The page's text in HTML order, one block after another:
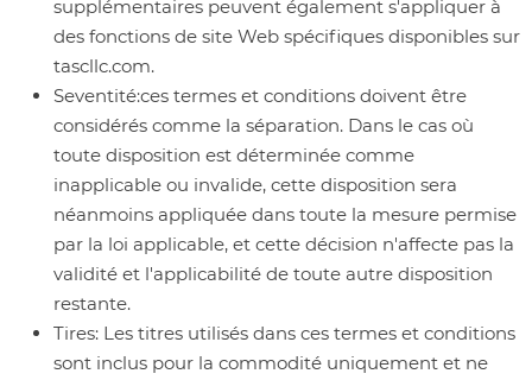
supplémentaires peuvent également s'appliquer à
des fonctions de site Web spécifiques disponibles sur
tascllc.com.
Seventité:ces termes et conditions doivent être
considérés comme la séparation. Dans le cas où
toute disposition est déterminée comme
inapplicable ou invalide, cette disposition sera
néanmoins appliquée dans toute la mesure permise
par la loi applicable, et cette décision n'affecte pas la
validité et l'applicabilité de toute autre disposition
restante.
Tires: Les titres utilisés dans ces termes et conditions
sont inclus pour la commodité uniquement et ne